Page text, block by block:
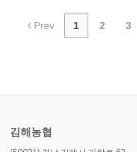
Prev 1 2 3
김해농협